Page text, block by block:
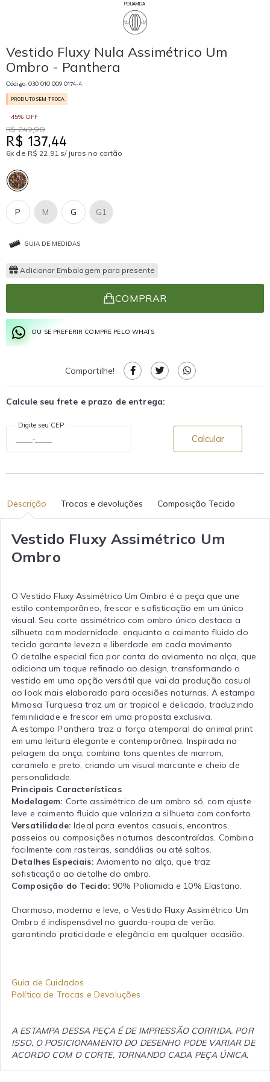
POLIAMIDA
Vestido Fluxy Nula Assimétrico Um
Ombro - Panthera
Código: 030 010 009 0174-4
PRODUTO SEM TROCA
45% OFF
R$ 249,90
R$ 137,44
6x de R$ 22,91 s/ juros no cartão
G G1
M
P
GUIA DE MEDIDAS
Adicionar Embalagem para presente
COMPRAR
OU SE PREFERIR COMPRE PELO WHATS
Compartilhe!
Calcule seu frete e prazo de entrega:
Digite seu CEP
Calcular
Descrição Trocas e devoluções Composição Tecido
Vestido Fluxy Assimétrico Um
Ombro
O Vestido Fluxy Assimétrico Um Ombro é a peça que une
estilo contemporâneo, frescor e sofisticação em um único
visual. Seu corte assimétrico com ombro único destaca a
silhueta com modernidade, enquanto o caimento fluido do
tecido garante leveza e liberdade em cada movimento.
O detalhe especial fica por conta do aviamento na alça, que
adiciona um toque refinado ao design, transformando o
vestido em uma opção versátil que vai da produção casual
ao look mais elaborado para ocasiões noturnas. A estampa
Mimosa Turquesa traz um ar tropical e delicado, traduzindo
feminilidade e frescor em uma proposta exclusiva.
A estampa Panthera traz a força atemporal do animal print
em uma leitura elegante e contemporânea. Inspirada na
pelagem da onça, combina tons quentes de marrom,
caramelo e preto, criando um visual marcante e cheio de
personalidade.
Principais Características
Modelagem: Corte assimétrico de um ombro só, com ajuste
leve e caimento fluido que valoriza a silhueta com conforto.
Versatilidade: Ideal para eventos casuais, encontros,
passeios ou composições noturnas descontraídas. Combina
facilmente com rasteiras, sandálias ou até saltos.
Detalhes Especiais: Aviamento na alça, que traz
sofisticação ao detalhe do ombro.
Composição do Tecido: 90% Poliamida e 10% Elastano.
Charmoso, moderno e leve, o Vestido Fluxy Assimétrico Um
Ombro é indispensável no guarda-roupa de verão,
garantindo praticidade e elegância em qualquer ocasião.
Guia de Cuidados
Política de Trocas e Devoluções
A ESTAMPA DESSA PEÇA É DE IMPRESSÃO CORRIDA. POR
ISSO, O POSICIONAMENTO DO DESENHO PODE VARIAR DE
ACORDO COM O CORTE, TORNANDO CADA PEÇA ÚNICA.